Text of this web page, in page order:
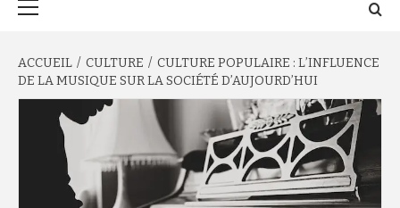
ACCUEIL CULTURE
CULTURE POPULAIRE : L’INFLUENCE
DE LA MUSIQUE SUR LA SOCIÉTÉ D’AUJOURD’HUI